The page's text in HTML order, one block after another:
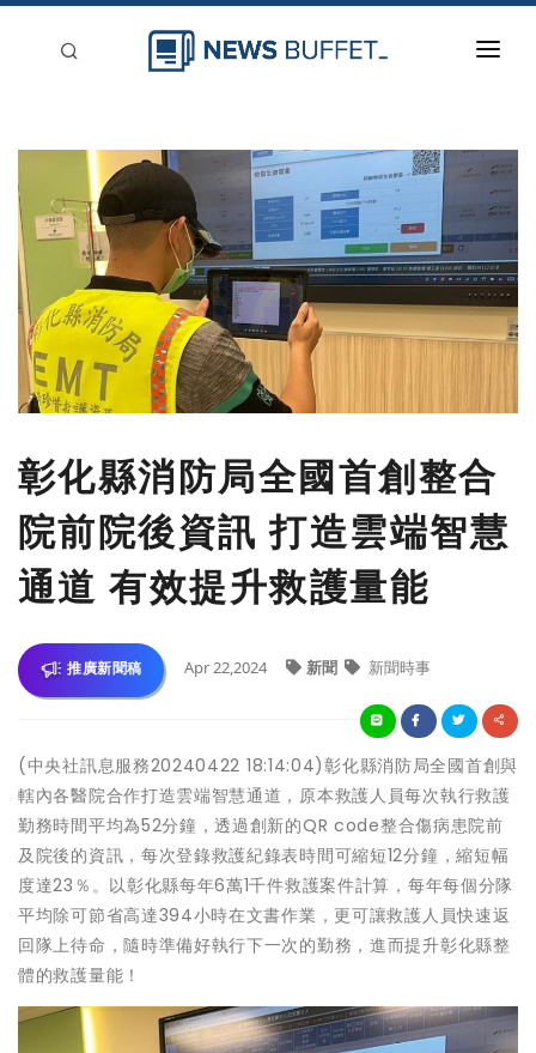
新聞稿分類
登入
刊登
彰化縣消防局全國首創整合
院前院後資訊 打造雲端智慧
通道 有效提升救護量能
推廣新聞稿 Apr 22,2024 新聞 新聞時事
(中央社訊息服務20240422 18:14:04)彰化縣消防局全國首創與
轄內各醫院合作打造雲端智慧通道，原本救護人員每次執行救護
勤務時間平均為52分鐘，透過創新的QR code整合傷病患院前
及院後的資訊，每次登錄救護紀錄表時間可縮短12分鐘，縮短幅
度達23％。以彰化縣每年6萬1千件救護案件計算，每年每個分隊
平均除可節省高達394小時在文書作業，更可讓救護人員快速返
回隊上待命，隨時準備好執行下一次的勤務，進而提升彰化縣整
體的救護量能！